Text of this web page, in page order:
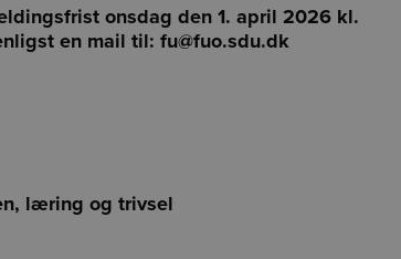
onsdag den 1. april 2026 kl.
en mail til: fu@fuo.sdu.dk
læring og trivsel